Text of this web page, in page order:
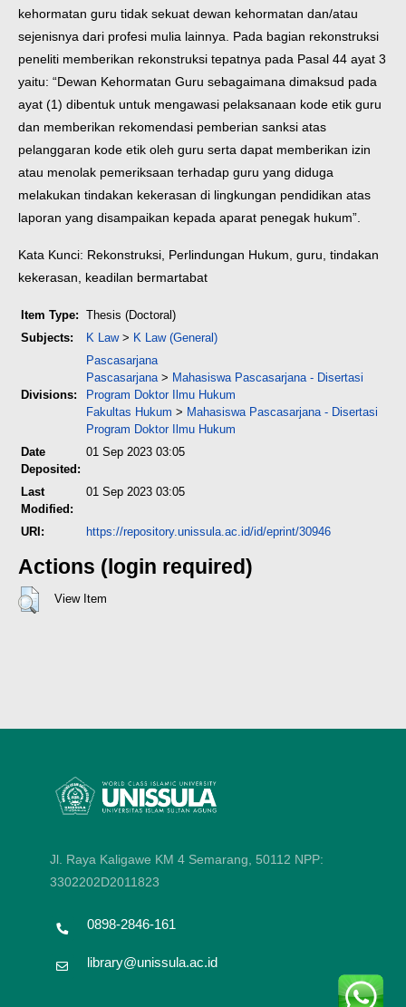
kehormatan guru tidak sekuat dewan kehormatan dan/atau
sejenisnya dari profesi mulia lainnya. Pada bagian rekonstruksi
peneliti memberikan rekonstruksi tepatnya pada Pasal 44 ayat 3
yaitu: “Dewan Kehormatan Guru sebagaimana dimaksud pada
ayat (1) dibentuk untuk mengawasi pelaksanaan kode etik guru
dan memberikan rekomendasi pemberian sanksi atas
pelanggaran kode etik oleh guru serta dapat memberikan izin
atau menolak pemeriksaan terhadap guru yang diduga
melakukan tindakan kekerasan di lingkungan pendidikan atas
laporan yang disampaikan kepada aparat penegak hukum”.
Kata Kunci: Rekonstruksi, Perlindungan Hukum, guru, tindakan
kekerasan, keadilan bermartabat
Item Type: Thesis (Doctoral)
Subjects:
K Law> K Law (General)
Divisions:
Pascasarjana
Pascasarjana> Mahasiswa Pascasarjana - Disertasi
Program Doktor Ilmu Hukum
Fakultas Hukum > Mahasiswa Pascasarjana - Disertasi
Program Doktor Ilmu Hukum
Date
Deposited:
01 Sep 2023 03:05
Last
Modified:
01 Sep 2023 03:05
URI: https://repository.unissula.ac.id/id/eprint/30946
Actions (login required)
View Item
Jl. Raya Kaligawe KM 4 Semarang, 50112 NPP:
3302202D2011823
0898-2846-161
library@unissula.ac.id